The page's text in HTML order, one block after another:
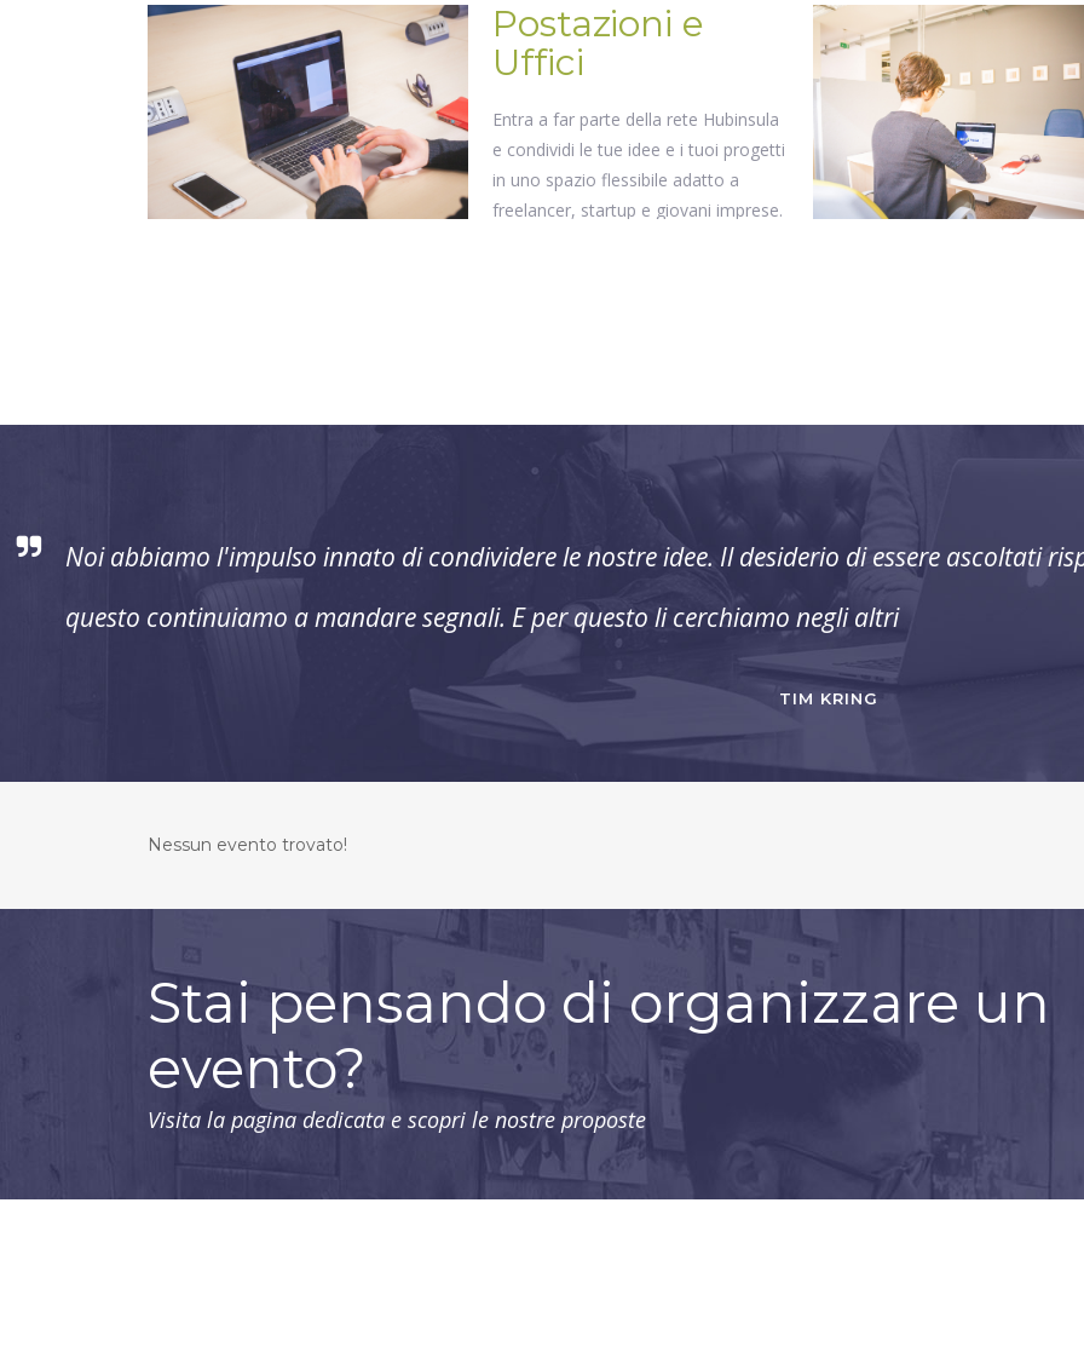
Postazioni e
Uffici
Entra a far parte della rete Hubinsula
e condividi le tue idee e i tuoi progetti
in uno spazio flessibile adatto a
freelancer, startup e giovani imprese.
Noi abbiamo l'impulso innato di condividere le nostre idee. Il desiderio di essere ascoltati
questo continuiamo a mandare segnali. E per questo li cerchiamo negli altri
TIM KRING
Nessun evento trovato!
Stai pensando di organizzare un
evento?
Visita la pagina dedicata e scopri le nostre proposte